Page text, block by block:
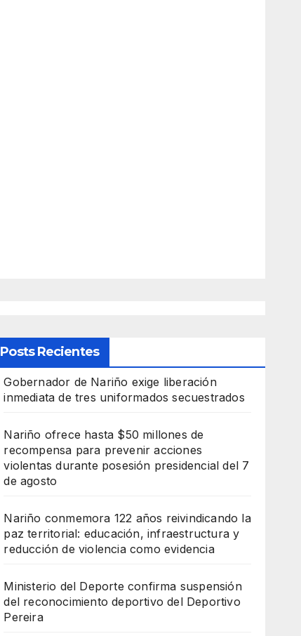
Posts Recientes
Gobernador de Nariño exige liberación
inmediata de tres uniformados secuestrados
Nariño ofrece hasta $50 millones de
recompensa para prevenir acciones
violentas durante posesión presidencial del 7
de agosto
Nariño conmemora 122 años reivindicando la
paz territorial: educación, infraestructura y
reducción de violencia como evidencia
Ministerio del Deporte confirma suspensión
del reconocimiento deportivo del Deportivo
Pereira